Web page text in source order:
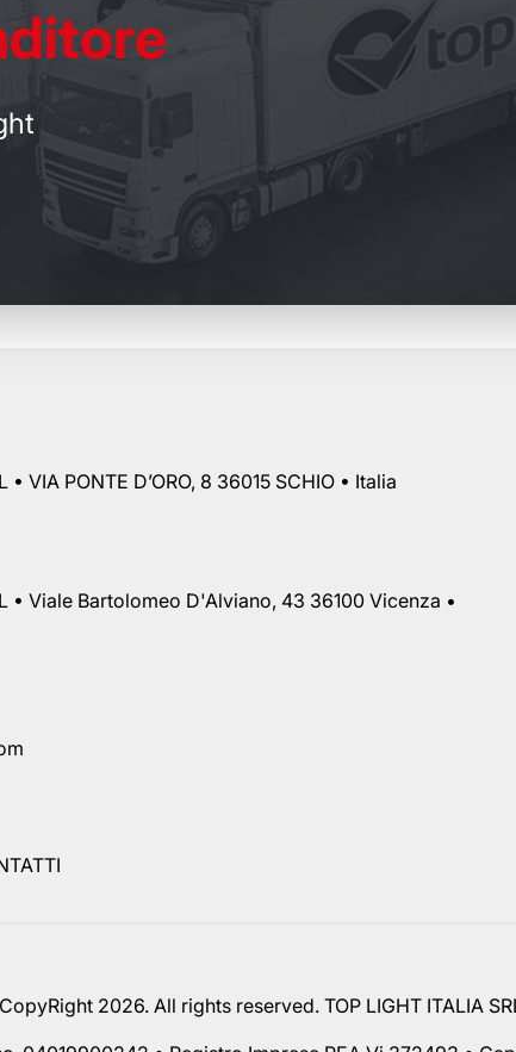
• VIA PONTE D’ORO, 8 36015 SCHIO • Italia
• Viale Bartolomeo D'Alviano, 43 36100 Vicenza •
2026. All rights reserved. TOP LIGHT ITALIA